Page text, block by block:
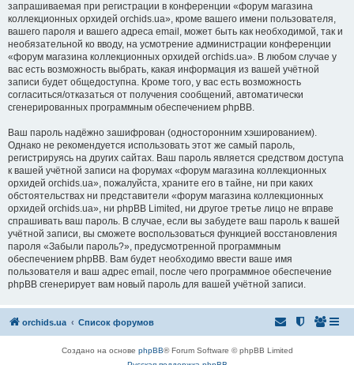
запрашиваемая при регистрации в конференции «форум магазина
коллекционных орхидей orchids.ua», кроме вашего имени пользователя,
вашего пароля и вашего адреса email, может быть как необходимой, так и
необязательной ко вводу, на усмотрение администрации конференции
«форум магазина коллекционных орхидей orchids.ua». В любом случае у
вас есть возможность выбрать, какая информация из вашей учётной
записи будет общедоступна. Кроме того, у вас есть возможность
согласиться/отказаться от получения сообщений, автоматически
сгенерированных программным обеспечением phpBB.
Ваш пароль надёжно зашифрован (односторонним хэшированием).
Однако не рекомендуется использовать этот же самый пароль,
регистрируясь на других сайтах. Ваш пароль является средством доступа
к вашей учётной записи на форумах «форум магазина коллекционных
орхидей orchids.ua», пожалуйста, храните его в тайне, ни при каких
обстоятельствах ни представители «форум магазина коллекционных
орхидей orchids.ua», ни phpBB Limited, ни другое третье лицо не вправе
спрашивать ваш пароль. В случае, если вы забудете ваш пароль к вашей
учётной записи, вы сможете воспользоваться функцией восстановления
пароля «Забыли пароль?», предусмотренной программным
обеспечением phpBB. Вам будет необходимо ввести ваше имя
пользователя и ваш адрес email, после чего программное обеспечение
phpBB сгенерирует вам новый пароль для вашей учётной записи.
orchids.ua Список форумов
Создано на основе phpBB® Forum Software © phpBB Limited